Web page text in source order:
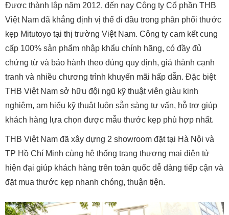
Được thành lập năm 2012, đến nay Công ty Cổ phần THB
Việt Nam đã khẳng định vị thế đi đầu trong phân phối thước
kẹp Mitutoyo tại thị trường Việt Nam. Công ty cam kết cung
cấp 100% sản phẩm nhập khẩu chính hãng, có đầy đủ
chứng từ và bảo hành theo đúng quy định, giá thành cạnh
tranh và nhiều chương trình khuyến mãi hấp dẫn. Đặc biệt
THB Việt Nam sở hữu đội ngũ kỹ thuật viên giàu kinh
nghiệm, am hiểu kỹ thuật luôn sẵn sàng tư vấn, hỗ trợ giúp
khách hàng lựa chọn được mẫu thước kẹp phù hợp nhất.
THB Việt Nam đã xây dựng 2 showroom đặt tại Hà Nội và
TP Hồ Chí Minh cùng hệ thống trang thương mại điện tử
hiện đại giúp khách hàng trên toàn quốc dễ dàng tiếp cận và
đặt mua thước kẹp nhanh chóng, thuận tiện.